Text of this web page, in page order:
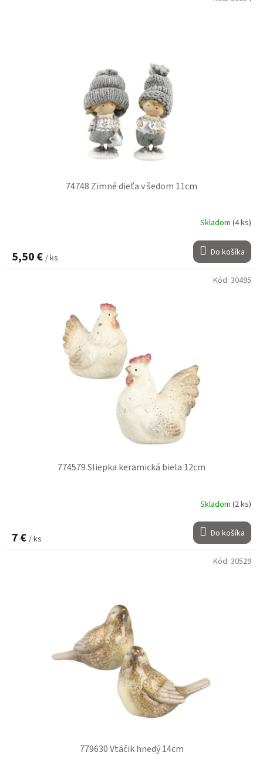
74748 Zimné dieťa v šedom 11cm
Skladom (4 ks)
5,50 € / ks Do košíka
774579 Sliepka keramická biela 12cm
Skladom (2 ks)
7 € / ks Do košíka
Kód: 30495
779630 Vtáčik hnedý 14cm
Kód: 30529